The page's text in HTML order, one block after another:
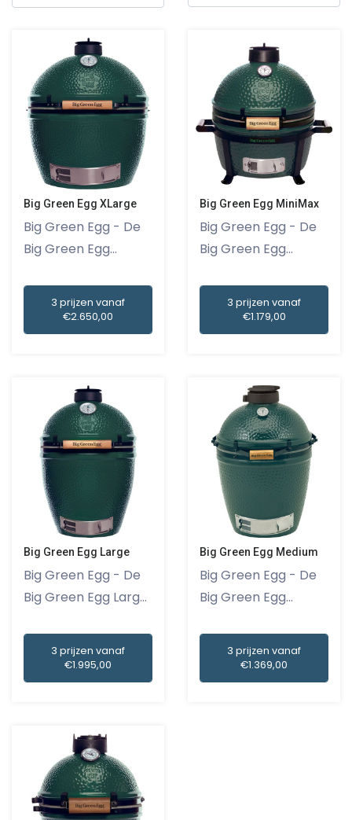
Big Green Egg XLarge
Big Green Egg - De
Big Green Egg
3 prijzen vanaf
€2.650,00
Big Green Egg MiniMax
Big Green Egg - De
Big Green Egg
3 prijzen vanaf
€1.179,00
Big Green Egg Large
Big Green Egg - De
Big Green Egg Large
3 prijzen vanaf
€1.995,00
Big Green Egg Medium
Big Green Egg - De
Big Green Egg
3 prijzen vanaf
€1.369,00